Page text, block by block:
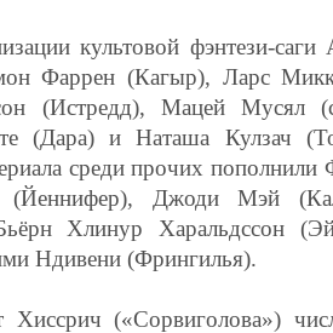
культовой фэнтези-
Фаррен (Кагыр), Ларс
(Истредд), Мацей Мусял
(Дара) и Наташа Кулзач
среди прочих
(Йеннифер), Джоди Мэй
Хлинур Харальдссон
Ндивени (Фрингилья).
(«Сорвиголова»)